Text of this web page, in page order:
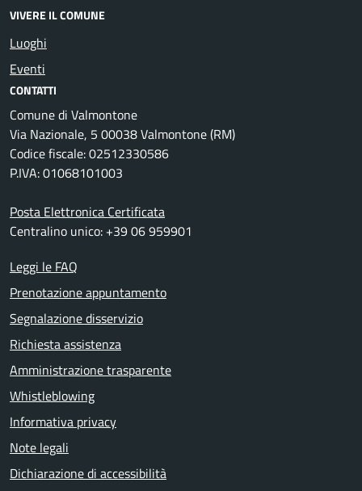
VIVERE IL COMUNE
Luoghi
Eventi
CONTATTI
Comune di Valmontone
Via Nazionale, 5 00038 Valmontone (RM)
Codice fiscale: 02512330586
P.IVA: 01068101003
Posta Elettronica Certificata
Centralino unico: +39 06 959901
Leggi le FAQ
Prenotazione appuntamento
Segnalazione disservizio
Richiesta assistenza
Amministrazione trasparente
Whistleblowing
Informativa privacy
Note legali
Dichiarazione di accessibilità